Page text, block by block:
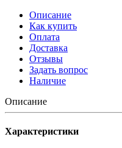
Описание
Как купить
Оплата
Доставка
Отзывы
Задать вопрос
Наличие
Описание
Характеристики